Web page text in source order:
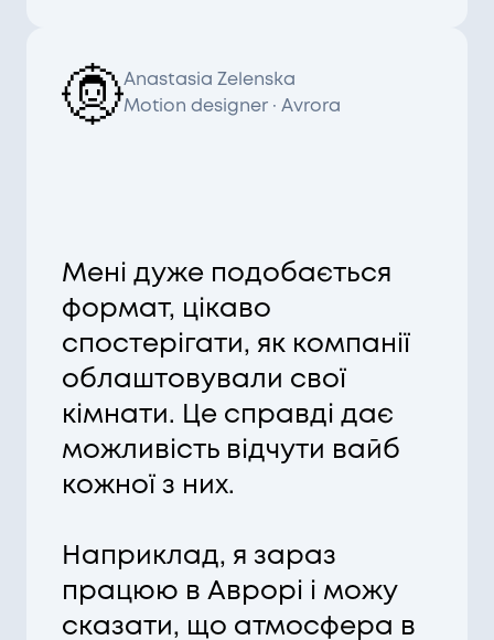
Anastasia Zelenska
Motion designer · Avrora
Мені дуже подобається
формат, цікаво
спостерігати, як компанії
облаштовували свої
кімнати. Це справді дає
можливість відчути вайб
кожної з них.
Наприклад, я зараз
працюю в Аврорі і можу
сказати, що атмосфера в